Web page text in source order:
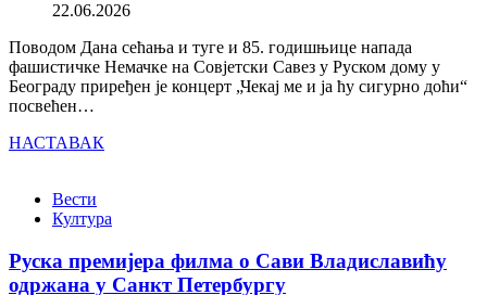
22.06.2026
Поводом Дана сећања и туге и 85. годишњице напада
фашистичке Немачке на Совјетски Савез у Руском дому у
Београду приређен је концерт „Чекај ме и ја ћу сигурно доћи“
посвећен…
НАСТАВАК
Вести
Култура
Руска премијера филма о Сави Владиславићу
одржана у Санкт Петербургу